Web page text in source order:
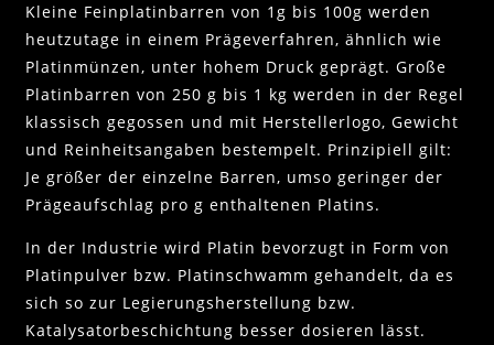
Kleine Feinplatinbarren von 1g bis 100g werden
heutzutage in einem Prägeverfahren, ähnlich wie
Platinmünzen, unter hohem Druck geprägt. Große
Platinbarren von 250 g bis 1 kg werden in der Regel
klassisch gegossen und mit Herstellerlogo, Gewicht
und Reinheitsangaben bestempelt. Prinzipiell gilt:
Je größer der einzelne Barren, umso geringer der
Prägeaufschlag pro g enthaltenen Platins.
In der Industrie wird Platin bevorzugt in Form von
Platinpulver bzw. Platinschwamm gehandelt, da es
sich so zur Legierungsherstellung bzw.
Katalysatorbeschichtung besser dosieren lässt.